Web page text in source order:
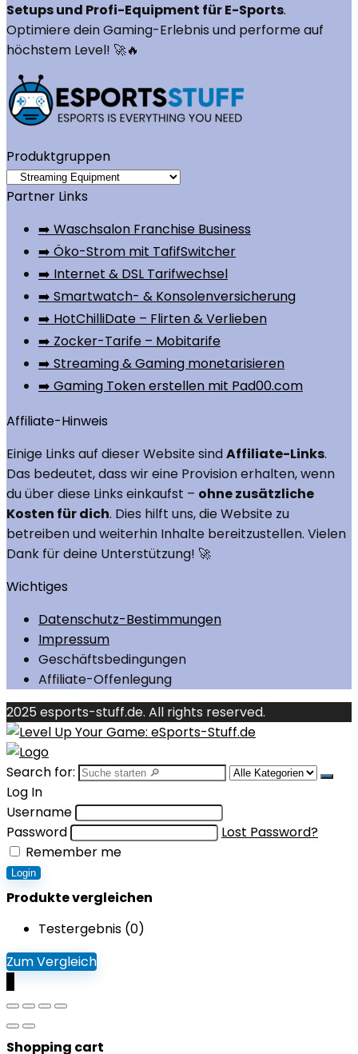
Setups und Profi-Equipment für E-Sports.
Optimiere dein Gaming-Erlebnis und performe auf
höchstem Level! 🚀🔥
Produktgruppen
Partner Links
➡️ Waschsalon Franchise Business
➡️ Öko-Strom mit TafifSwitcher
➡️ Internet & DSL Tarifwechsel
➡️ Smartwatch- & Konsolenversicherung
➡️ HotChilliDate – Flirten & Verlieben
➡️ Zocker-Tarife – Mobitarife
➡️ Streaming & Gaming monetarisieren
➡️ Gaming Token erstellen mit Pad00.com
Affiliate-Hinweis
Einige Links auf dieser Website sindAffiliate-Links.
Das bedeutet, dass wir eine Provision erhalten, wenn
du über diese Links einkaufst – ohne zusätzliche
Kosten für dich. Dies hilft uns, die Website zu
betreiben und weiterhin Inhalte bereitzustellen. Vielen
Dank für deine Unterstützung! 🚀
Wichtiges
Datenschutz-Bestimmungen
Impressum
Geschäftsbedingungen
Affiliate-Offenlegung
2025 esports-stuff.de. All rights reserved.
Search for:
Log In
Username
Password
Lost Password?
Remember me
Login
Produkte vergleichen
Testergebnis (0)
Zum Vergleich
Shopping cart